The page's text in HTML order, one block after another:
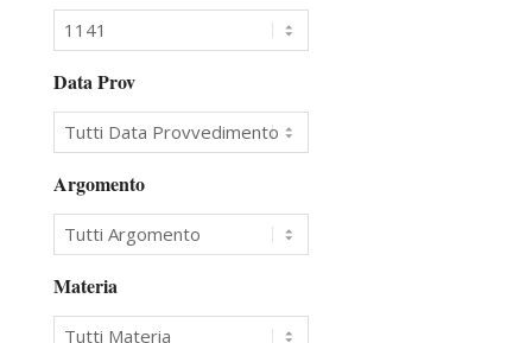
Data Prov
Argomento
Materia